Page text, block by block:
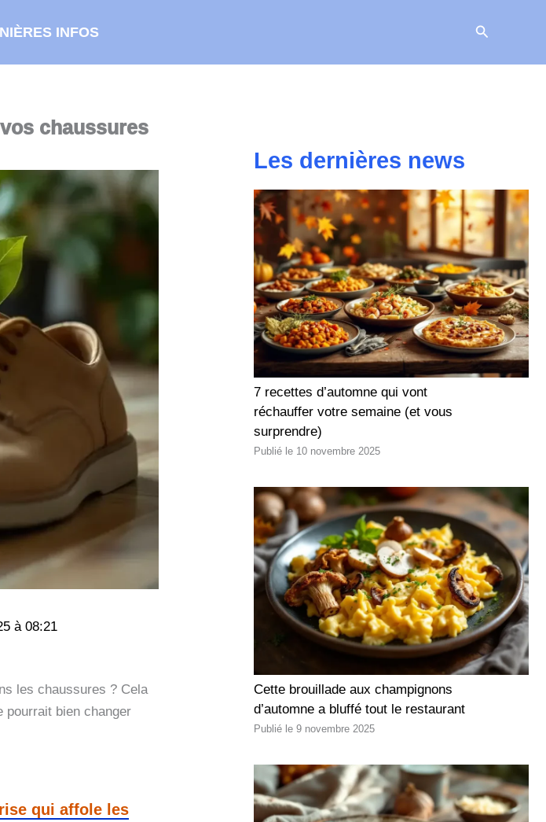
INFOS
chaussures
à 08:21
les chaussures ? Cela
pourrait bien changer
qui affole les
Les dernières news
7 recettes d’automne qui vont
réchauffer votre semaine (et vous
surprendre)
10 novembre 2025
Cette brouillade aux champignons
d’automne a bluffé tout le restaurant
9 novembre 2025